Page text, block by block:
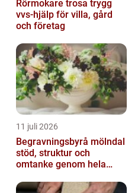
Rörmokare trosa trygg
vvs-hjälp för villa, gård
och företag
11 juli 2026
Begravningsbyrå mölndal
stöd, struktur och
omtanke genom hela